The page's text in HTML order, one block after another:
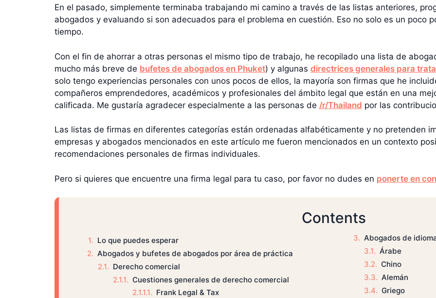
En el pasado, simplemente terminaba trabajando mi camino a través de las listas anteriores,
abogados y evaluando si son adecuados para el problema en cuestión. Eso no solo es un poco
tiempo.
Con el fin de ahorrar a otras personas el mismo tipo de trabajo, he recopilado una lista de
mucho más breve de bufetes de abogados en Phuket) y algunas directrices generales para
solo tengo experiencias personales con unos pocos de ellos, la mayoría son firmas que he
compañeros emprendedores, académicos y profesionales del ámbito legal que están en una
calificada. Me gustaría agradecer especialmente a las personas de /r/Thailand por las
Las listas de firmas en diferentes categorías están ordenadas alfabéticamente y no pretenden
empresas y abogados mencionados en este artículo me fueron mencionados en un contexto
recomendaciones personales de firmas individuales.
Pero si quieres que encuentre una firma legal para tu caso, por favor no dudes en ponerte en
Contents
Lo que puedes esperar
Abogados y bufetes de abogados por área de práctica
Derecho comercial
Cuestiones generales de derecho comercial
Frank Legal & Tax
Abogados de
Árabe
Chino
Alemán
Griego